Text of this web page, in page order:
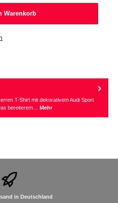
Warenkorb
T-Shirt mit dekorativem Audi Sport
bereiterem… Mehr
in Deutschland